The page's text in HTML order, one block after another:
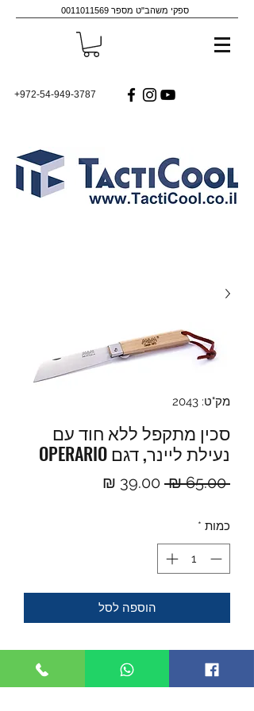
0011011569 ספקי משהב"ט מספר
+972-54-949-3787
מק"ט: 2043
סכין מתקפל ללא חוד עם
נעילת ליינר, דגם OPERARIO
‏65.00 ‏₪
מחיר
כמות *
הוספה לסל
- סכין תוצרת MAM איכותי, עשוי מחומרים
משובחים